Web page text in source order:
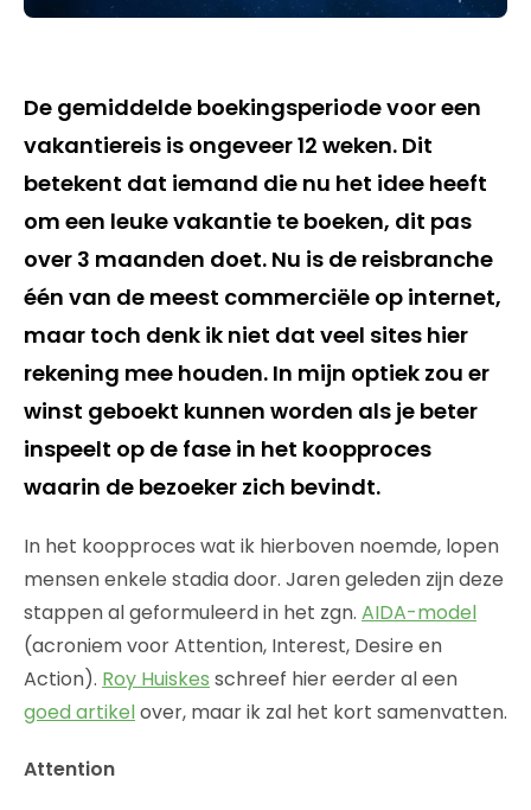
De gemiddelde boekingsperiode voor een
vakantiereis is ongeveer 12 weken. Dit
betekent dat iemand die nu het idee heeft
om een leuke vakantie te boeken, dit pas
over 3 maanden doet. Nu is de reisbranche
één van de meest commerciële op internet,
maar toch denk ik niet dat veel sites hier
rekening mee houden. In mijn optiek zou er
winst geboekt kunnen worden als je beter
inspeelt op de fase in het koopproces
waarin de bezoeker zich bevindt.
In het koopproces wat ik hierboven noemde, lopen
mensen enkele stadia door. Jaren geleden zijn deze
stappen al geformuleerd in het zgn. AIDA-model
(acroniem voor Attention, Interest, Desire en
Action). Roy Huiskes schreef hier eerder al een
goed artikelover, maar ik zal het kort samenvatten.
Attention